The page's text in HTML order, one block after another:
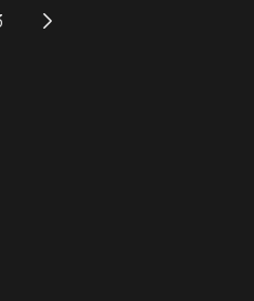
透と由希も交えたWデートを提案。
デート未経験の透が嬉しそうに目を